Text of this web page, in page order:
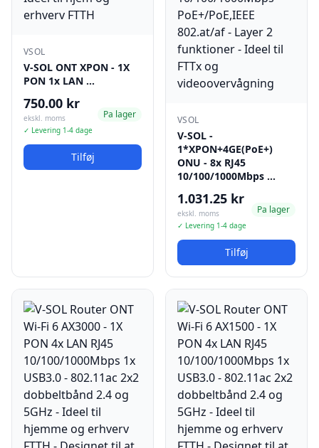
VSOL
V-SOL ONT XPON - 1X
PON 1x LAN …
750.00 kr
ekskl. moms
✓ Levering 1-4 dage
Pa lager
Tilføj
VSOL
V-SOL -
1*XPON+4GE(PoE+)
ONU - 8x RJ45
10/100/1000Mbps …
1.031.25 kr
ekskl. moms
✓ Levering 1-4 dage
Pa lager
Tilføj